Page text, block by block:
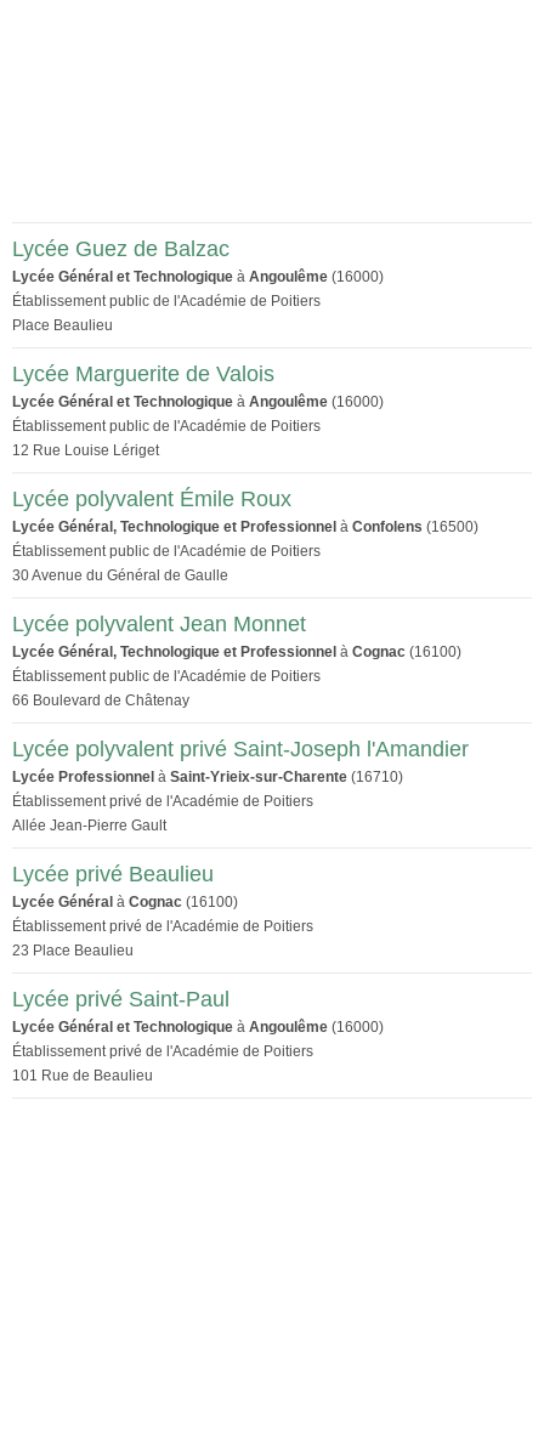
Lycée Guez de Balzac
Lycée Général et Technologique à Angoulême (16000)
Établissement public de l'Académie de Poitiers
Place Beaulieu
Lycée Marguerite de Valois
Lycée Général et Technologique à Angoulême (16000)
Établissement public de l'Académie de Poitiers
12 Rue Louise Lériget
Lycée polyvalent Émile Roux
Lycée Général, Technologique et Professionnel à Confolens (16500)
Établissement public de l'Académie de Poitiers
30 Avenue du Général de Gaulle
Lycée polyvalent Jean Monnet
Lycée Général, Technologique et Professionnel à Cognac (16100)
Établissement public de l'Académie de Poitiers
66 Boulevard de Châtenay
Lycée polyvalent privé Saint-Joseph l'Amandier
Lycée Professionnel à Saint-Yrieix-sur-Charente (16710)
Établissement privé de l'Académie de Poitiers
Allée Jean-Pierre Gault
Lycée privé Beaulieu
Lycée Général à Cognac (16100)
Établissement privé de l'Académie de Poitiers
23 Place Beaulieu
Lycée privé Saint-Paul
Lycée Général et Technologique à Angoulême (16000)
Établissement privé de l'Académie de Poitiers
101 Rue de Beaulieu